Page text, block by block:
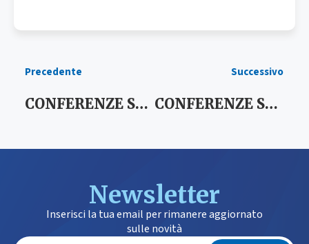
Precedente
CONFERENZE SERVIZI 2014
Successivo
CONFERENZE SERVIZI 2015
Newsletter
Inserisci la tua email per rimanere aggiornato
sulle novità